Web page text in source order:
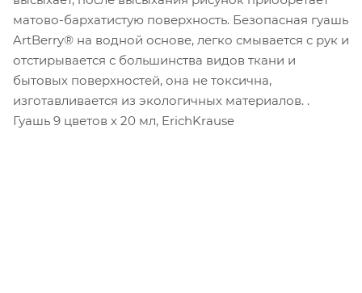
матово-бархатистую поверхность. Безопасная гуашь
ArtBerry® на водной основе, легко смывается с рук и
отстирывается с большинства видов ткани и
бытовых поверхностей, она не токсична,
изготавливается из экологичных материалов. .
Гуашь 9 цветов х 20 мл, ErichKrause